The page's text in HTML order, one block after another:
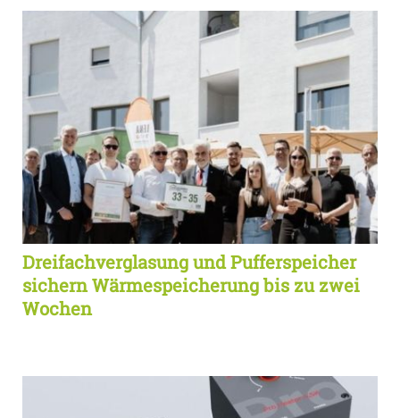
Dreifachverglasung und Pufferspeicher
sichern Wärmespeicherung bis zu zwei
Wochen